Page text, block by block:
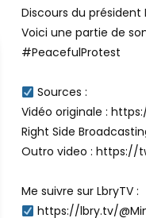
Discours du président
#PeacefulProtest
Sources :
Vidéo originale :
Outro video : https://